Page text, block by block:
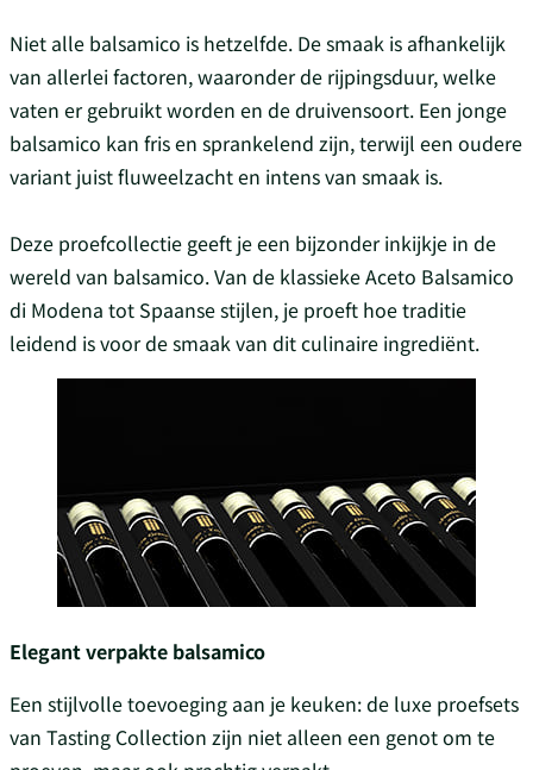
Niet alle balsamico is hetzelfde. De smaak is afhankelijk
van allerlei factoren, waaronder de rijpingsduur, welke
vaten er gebruikt worden en de druivensoort. Een jonge
balsamico kan fris en sprankelend zijn, terwijl een oudere
variant juist fluweelzacht en intens van smaak is.
Deze proefcollectie geeft je een bijzonder inkijkje in de
wereld van balsamico. Van de klassieke Aceto Balsamico
di Modena tot Spaanse stijlen, je proeft hoe traditie
leidend is voor de smaak van dit culinaire ingrediënt.
Elegant verpakte balsamico
Een stijlvolle toevoeging aan je keuken: de luxe proefsets
van Tasting Collection zijn niet alleen een genot om te